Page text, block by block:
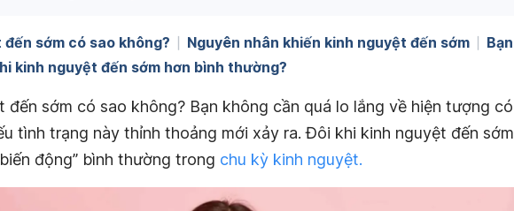
sớm có sao không? Nguyên nhân khiến kinh nguyệt đến sớm
Bạn
kinh nguyệt đến sớm hơn bình thường?
đến sớm có sao không? Bạn không cần quá lo lắng về hiện tượng có
tình trạng này thỉnh thoảng mới xảy ra. Đôi khi kinh nguyệt đến sớm
động” bình thường trong chu kỳ kinh nguyệt.